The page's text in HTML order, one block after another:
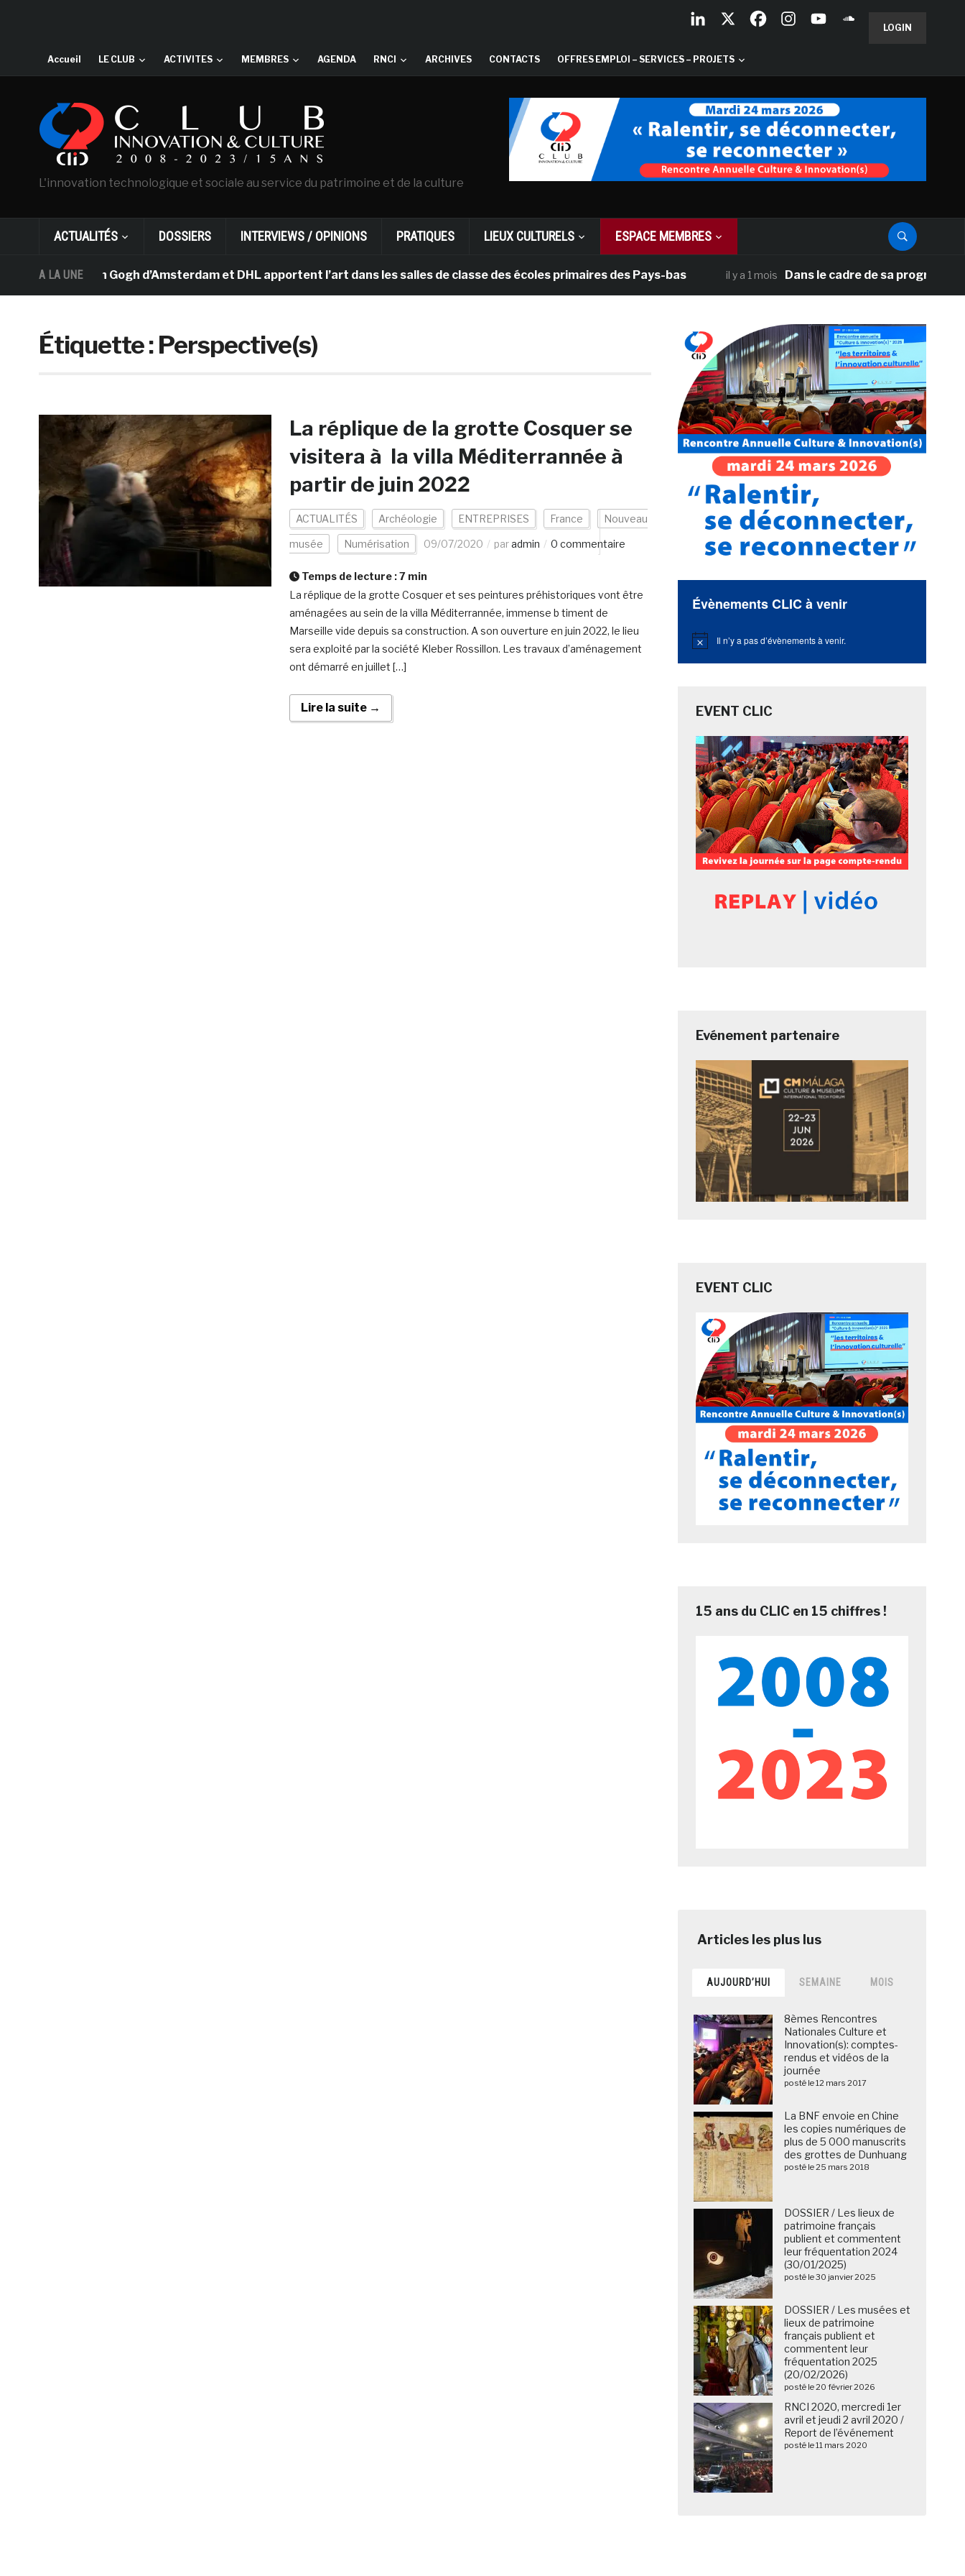
LOGIN
Accueil LE CLUB ACTIVITES MEMBRES AGENDA RNCI ARCHIVES CONTACTS OFFRES EMPLOI – SERVICES – PROJETS
L'innovation technologique et sociale au service du patrimoine et de la culture
ACTUALITÉS DOSSIERS INTERVIEWS / OPINIONS PRATIQUES LIEUX CULTURELS ESPACE MEMBRES
A LA UNE
musée Van Gogh d’Amsterdam et DHL apportent l’art dans les salles de classe des écoles primaires des Pays-bas il y a 1 mois Dans le cadre de sa programmation
Étiquette :Perspective(s)
La réplique de la grotte Cosquer se
visitera à la villa Méditerrannée à
partir de juin 2022
ACTUALITÉS Archéologie ENTREPRISES France Nouveau
musée Numérisation 09/07/2020 paradmin 0 commentaire
Temps de lecture :7 min
La réplique de la grotte Cosquer et ses peintures préhistoriques vont être
aménagées au sein de la villa Méditerrannée, immense b timent de
Marseille vide depuis sa construction. A son ouverture en juin 2022, le lieu
sera exploité par la société Kleber Rossillon. Les travaux d’aménagement
ont démarré en juillet […]
Lire la suite →
Évènements CLIC à venir
Notice Il n’y a pas d’évènements à venir.
EVENT CLIC
Evénement partenaire
EVENT CLIC
15 ans du CLIC en 15 chiffres !
AUJOURD’HUI SEMAINE MOIS
8èmes Rencontres
Nationales Culture et
Innovation(s): comptes-
rendus et vidéos de la
journée
posté le 12 mars 2017
La BNF envoie en Chine
les copies numériques de
plus de 5 000 manuscrits
des grottes de Dunhuang
posté le 25 mars 2018
DOSSIER / Les lieux de
patrimoine français
publient et commentent
leur fréquentation 2024
(30/01/2025)
posté le 30 janvier 2025
DOSSIER / Les musées et
lieux de patrimoine
français publient et
commentent leur
fréquentation 2025
(20/02/2026)
posté le 20 février 2026
RNCI 2020, mercredi 1er
avril et jeudi 2 avril 2020 /
Report de l’événement
posté le 11 mars 2020